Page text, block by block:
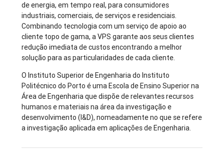
de energia, em tempo real, para consumidores
industriais, comerciais, de serviços e residenciais.
Combinando tecnologia com um serviço de apoio ao
cliente topo de gama, a VPS garante aos seus clientes
redução imediata de custos encontrando a melhor
solução para as particularidades de cada cliente.
O Instituto Superior de Engenharia do Instituto
Politécnico do Porto é uma Escola de Ensino Superior na
Área de Engenharia que dispõe de relevantes recursos
humanos e materiais na área da investigação e
desenvolvimento (I&D), nomeadamente no que se refere
a investigação aplicada em aplicações de Engenharia.